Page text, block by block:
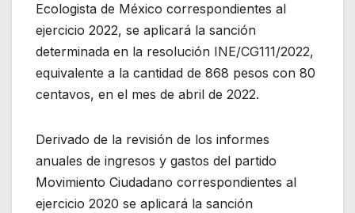
Ecologista de México correspondientes al
ejercicio 2022, se aplicará la sanción
determinada en la resolución INE/CG111/2022,
equivalente a la cantidad de 868 pesos con 80
centavos, en el mes de abril de 2022.
Derivado de la revisión de los informes
anuales de ingresos y gastos del partido
Movimiento Ciudadano correspondientes al
ejercicio 2020 se aplicará la sanción